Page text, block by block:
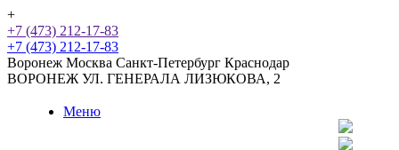
+
+7 (473) 212-17-83
+7 (473) 212-17-83
Воронеж Москва Санкт-Петербург Краснодар
ВОРОНЕЖ УЛ. ГЕНЕРАЛА ЛИЗЮКОВА, 2
Меню